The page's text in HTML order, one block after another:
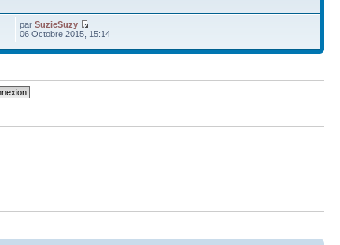
parSuzieSuzy
06 Octobre 2015, 15:14